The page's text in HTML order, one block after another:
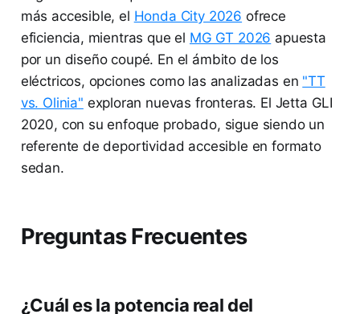
más accesible, el Honda City 2026 ofrece
eficiencia, mientras que el MG GT 2026 apuesta
por un diseño coupé. En el ámbito de los
eléctricos, opciones como las analizadas en "TT
vs. Olinia" exploran nuevas fronteras. El Jetta GLI
2020, con su enfoque probado, sigue siendo un
referente de deportividad accesible en formato
sedan.
Preguntas Frecuentes
¿Cuál es la potencia real del